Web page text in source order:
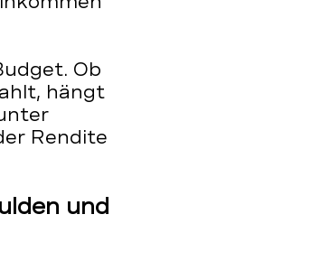
Ob
hängt
Rendite
und